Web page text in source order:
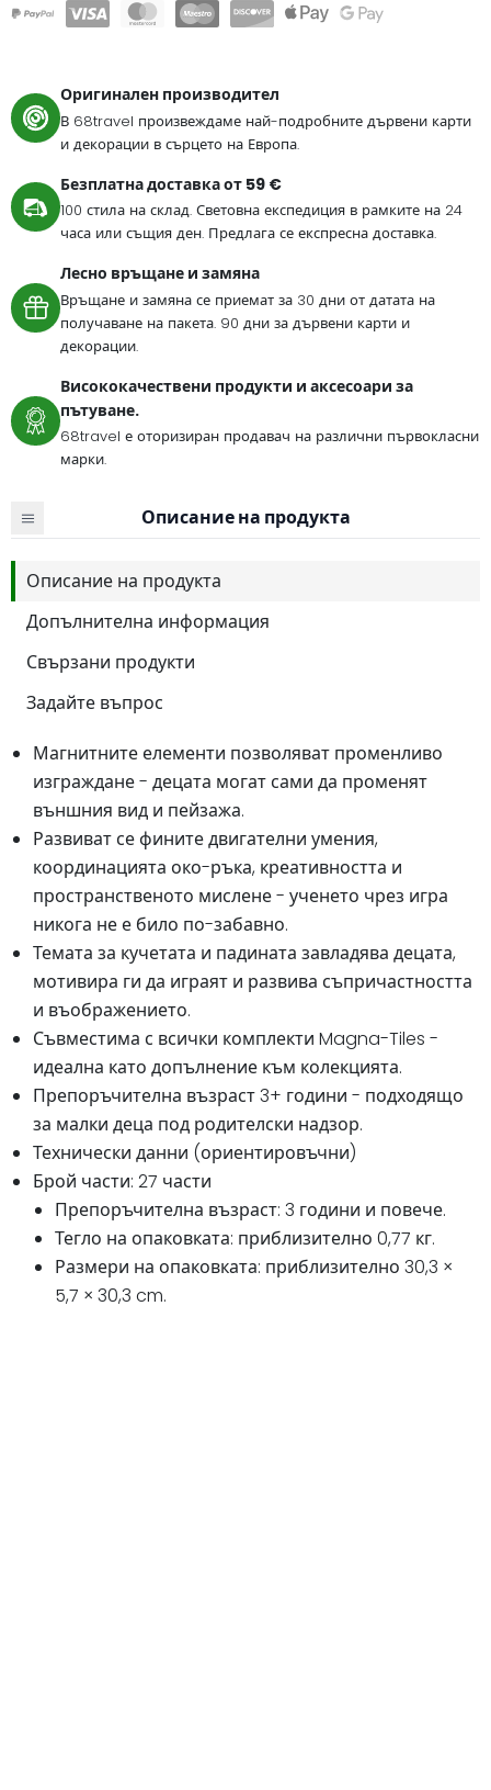
Оригинален производител
В 68travel произвеждаме най-подробните дървени карти
и декорации в сърцето на Европа.
Безплатна доставка от 59 €
100 стила на склад. Световна експедиция в рамките на 24
часа или същия ден. Предлага се експресна доставка.
Лесно връщане и замяна
Връщане и замяна се приемат за 30 дни от датата на
получаване на пакета. 90 дни за дървени карти и
декорации.
Висококачествени продукти и аксесоари за
пътуване.
68travel е оторизиран продавач на различни първокласни
марки.
Описание на продукта
Описание на продукта
Допълнителна информация
Свързани продукти
Задайте въпрос
Магнитните елементи позволяват променливо
изграждане - децата могат сами да променят
външния вид и пейзажа.
Развиват се фините двигателни умения,
координацията око-ръка, креативността и
пространственото мислене - ученето чрез игра
никога не е било по-забавно.
Темата за кучетата и падината завладява децата,
мотивира ги да играят и развива съпричастността
и въображението.
Съвместима с всички комплекти Magna-Tiles -
идеална като допълнение към колекцията.
Препоръчителна възраст 3+ години - подходящо
за малки деца под родителски надзор.
Технически данни (ориентировъчни)
Брой части: 27 части
Препоръчителна възраст: 3 години и повече.
Тегло на опаковката: приблизително 0,77 кг.
Размери на опаковката: приблизително 30,3 ×
5,7 × 30,3 cm.